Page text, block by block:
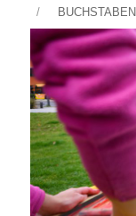
Veröffentlicht
am
KATEGORIEN
BUCHSTABEN